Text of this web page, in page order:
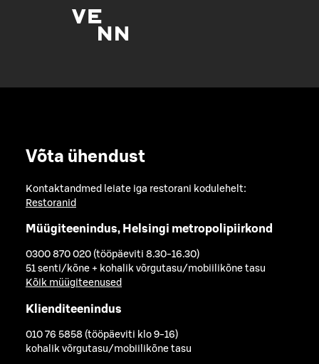
Võta ühendust
Kontaktandmed leiate iga restorani kodulehelt:
Restoranid
Müügiteenindus, Helsingi metropolipiirkond
0300 870 020 (tööpäeviti 8.30-16.30)
51 senti/kõne + kohalik võrgutasu/mobiilikõne tasu
Kõik müügiteenused
Klienditeenindus
010 76 5858 (tööpäeviti klo 9-16)
kohalik võrgutasu/mobiilikõne tasu